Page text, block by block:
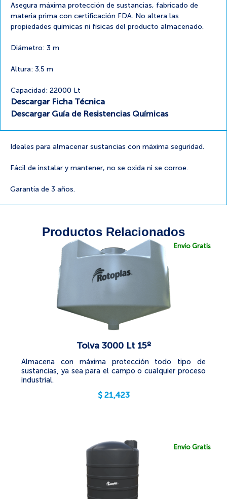
Asegura máxima protección de sustancias, fabricado de
materia prima con certificación FDA. No altera las
propiedades químicas ni físicas del producto almacenado.
Diámetro: 3 m
Altura: 3.5 m
Capacidad: 22000 Lt
Descargar Ficha Técnica
Descargar Guía de Resistencias Químicas
Ideales para almacenar sustancias con máxima seguridad.
Fácil de instalar y mantener, no se oxida ni se corroe.
Garantía de 3 años.
Productos Relacionados
Envío Gratis
Tolva 3000 Lt 15º
Almacena con máxima protección todo tipo de
sustancias, ya sea para el campo o cualquier proceso
industrial.
$ 21,423
Envío Gratis